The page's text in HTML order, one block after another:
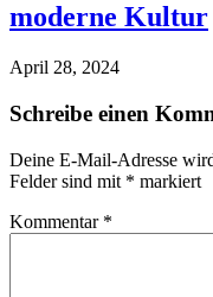
moderne Kultur
April 28, 2024
Schreibe einen
Deine E-Mail-Adresse
Felder sind mit * markiert
Kommentar *